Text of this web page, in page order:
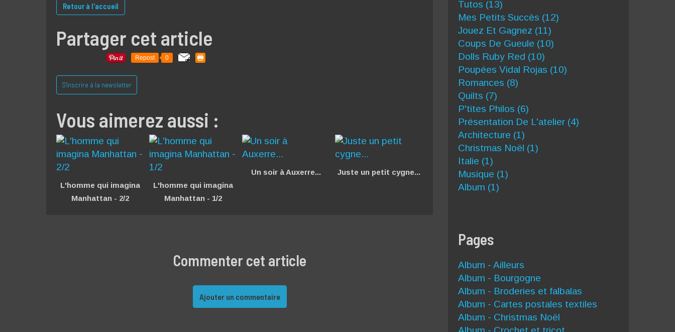
Retour à l'accueil
Partager cet article
Repost 0
S'inscrire à la newsletter
Vous aimerez aussi :
L'homme qui imagina
Manhattan - 2/2
L'homme qui imagina
Manhattan - 1/2
Un soir à Auxerre... Juste un petit cygne...
Commenter cet article
Ajouter un commentaire
Tutos (13)
Mes Petits Succès (12)
Jouez Et Gagnez (11)
Coups De Gueule (10)
Dolls Ruby Red (10)
Poupées Vidal Rojas (10)
Romances (8)
Quilts (7)
P'tites Philos (6)
Présentation De L'atelier (4)
Architecture (1)
Christmas Noël (1)
Italie (1)
Musique (1)
Album (1)
Pages
Album - Ailleurs
Album - Bourgogne
Album - Broderies et falbalas
Album - Cartes postales textiles
Album - Christmas Noël